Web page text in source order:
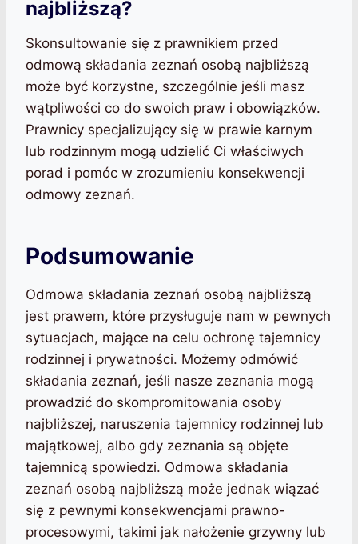
najbliższą?
Skonsultowanie się z prawnikiem przed
odmową składania zeznań osobą najbliższą
może być korzystne, szczególnie jeśli masz
wątpliwości co do swoich praw i obowiązków.
Prawnicy specjalizujący się w prawie karnym
lub rodzinnym mogą udzielić Ci właściwych
porad i pomóc w zrozumieniu konsekwencji
odmowy zeznań.
Podsumowanie
Odmowa składania zeznań osobą najbliższą
jest prawem, które przysługuje nam w pewnych
sytuacjach, mające na celu ochronę tajemnicy
rodzinnej i prywatności. Możemy odmówić
składania zeznań, jeśli nasze zeznania mogą
prowadzić do skompromitowania osoby
najbliższej, naruszenia tajemnicy rodzinnej lub
majątkowej, albo gdy zeznania są objęte
tajemnicą spowiedzi. Odmowa składania
zeznań osobą najbliższą może jednak wiązać
się z pewnymi konsekwencjami prawno-
procesowymi, takimi jak nałożenie grzywny lub